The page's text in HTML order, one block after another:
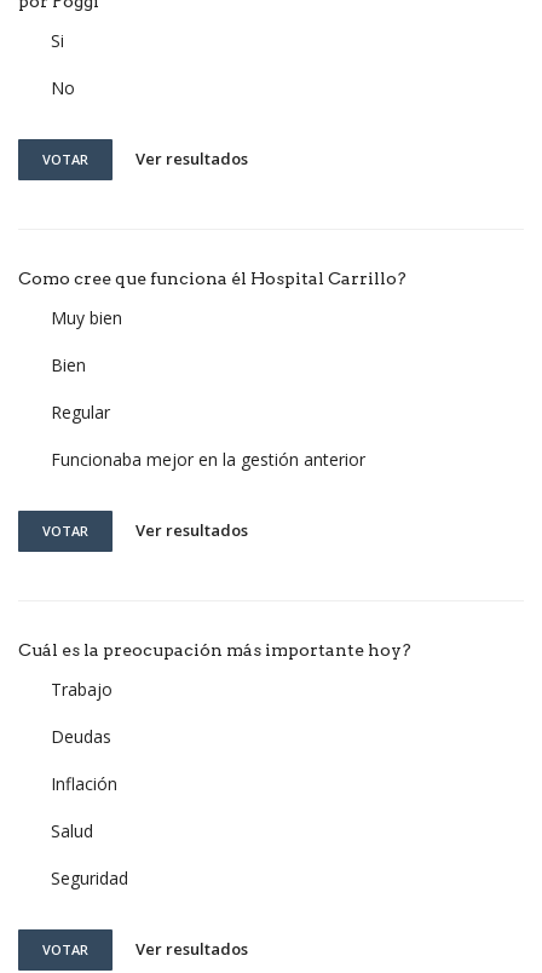
Si
No
VOTAR Ver resultados
Como cree que funciona él Hospital Carrillo?
Muy bien
Bien
Regular
Funcionaba mejor en la gestión anterior
VOTAR Ver resultados
Cuál es la preocupación más importante hoy?
Trabajo
Deudas
Inflación
Salud
Seguridad
VOTAR Ver resultados